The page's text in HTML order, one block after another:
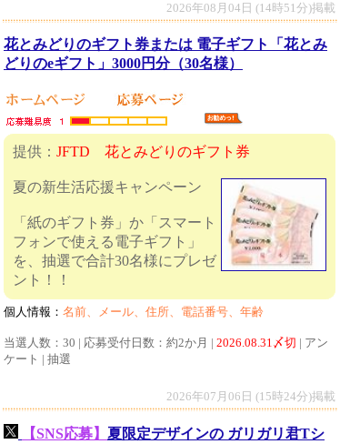
2026年08月04日 (14時51分)掲載
花とみどりのギフト券または 電子ギフト「花とみ
どりのeギフト」3000円分（30名様）
提供： JFTD 花とみどりのギフト券
夏の新生活応援キャンペーン
「紙のギフト券」か「スマート
フォンで使える電子ギフト」
を、抽選で合計30名様にプレゼ
ント！！
個人情報： 名前、メール、住所、電話番号、年齢
当選人数：30 | 応募受付日数：約2か月 | 2026.08.31〆切 | アン
ケート | 抽選
2026年07月06日 (15時24分)掲載
【SNS応募】 夏限定デザインの ガリガリ君Tシ